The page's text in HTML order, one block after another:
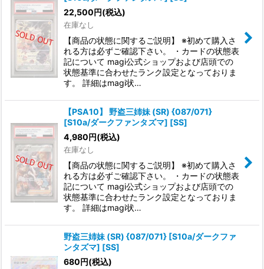
22,500円(税込)
在庫なし
【商品の状態に関するご説明】 ※初めて購入さ
れる方は必ずご確認下さい。 ・カードの状態表
記について magi公式ショップおよび店頭での
状態基準に合わせたランク設定となっておりま
す。 詳細はmagi状…
【PSA10】 野盗三姉妹 (SR) {087/071}
[S10a/ダークファンタズマ] [SS]
4,980円(税込)
在庫なし
【商品の状態に関するご説明】 ※初めて購入さ
れる方は必ずご確認下さい。 ・カードの状態表
記について magi公式ショップおよび店頭での
状態基準に合わせたランク設定となっておりま
す。 詳細はmagi状…
野盗三姉妹 (SR) {087/071} [S10a/ダークファ
ンタズマ] [SS]
680円(税込)